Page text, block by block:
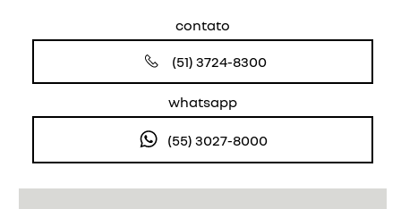
contato
(51) 3724-8300
whatsapp
(55) 3027-8000